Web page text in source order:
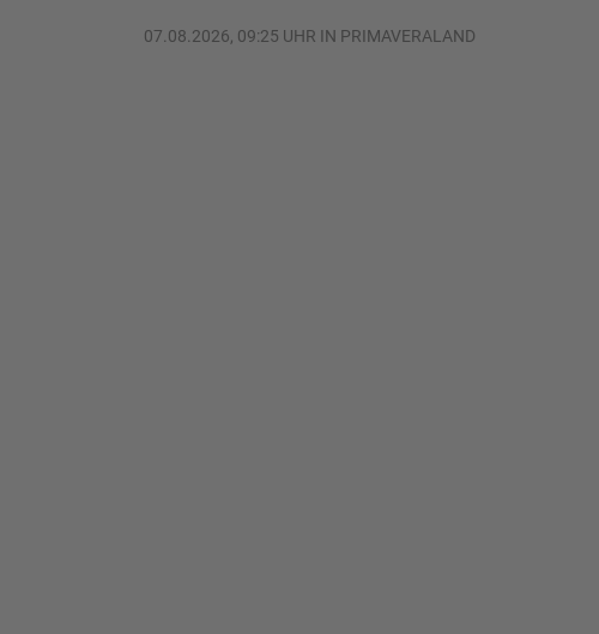
07.08.2026, 09:25 UHR IN PRIMAVERALAND